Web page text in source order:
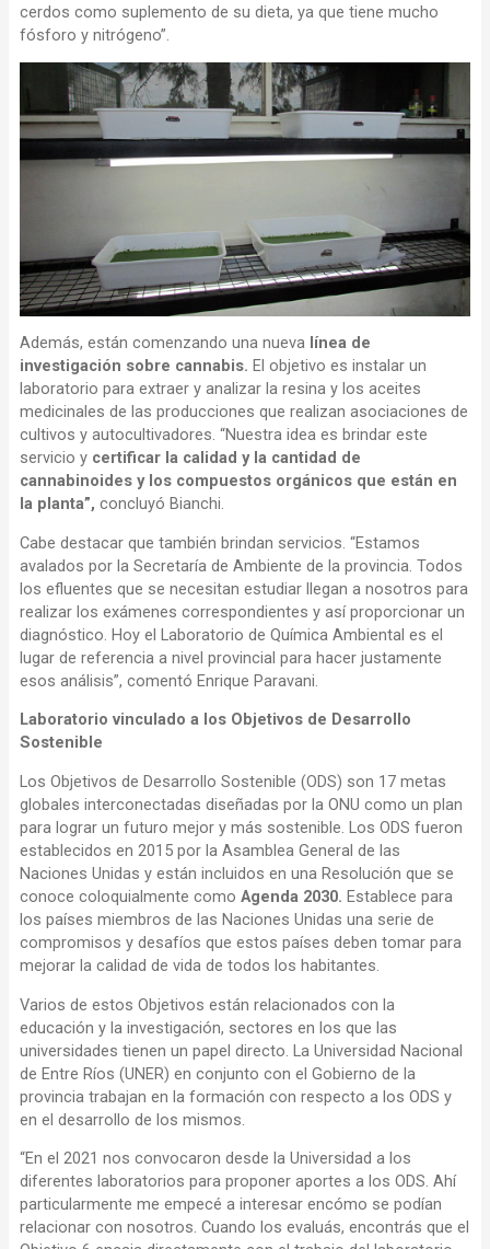
cerdos como suplemento de su dieta, ya que tiene mucho
fósforo y nitrógeno”.
Además, están comenzando una nueva línea de
investigación sobre cannabis. El objetivo es instalar un
laboratorio para extraer y analizar la resina y los aceites
medicinales de las producciones que realizan asociaciones de
cultivos y autocultivadores. “Nuestra idea es brindar este
servicio y certificar la calidad y la cantidad de
cannabinoides y los compuestos orgánicos que están en
la planta”, concluyó Bianchi.
Cabe destacar que también brindan servicios. “Estamos
avalados por la Secretaría de Ambiente de la provincia. Todos
los efluentes que se necesitan estudiar llegan a nosotros para
realizar los exámenes correspondientes y así proporcionar un
diagnóstico. Hoy el Laboratorio de Química Ambiental es el
lugar de referencia a nivel provincial para hacer justamente
esos análisis”, comentó Enrique Paravani.
Laboratorio vinculado a los Objetivos de Desarrollo
Sostenible
Los Objetivos de Desarrollo Sostenible (ODS) son 17 metas
globales interconectadas diseñadas por la ONU como un plan
para lograr un futuro mejor y más sostenible. Los ODS fueron
establecidos en 2015 por la Asamblea General de las
Naciones Unidas y están incluidos en una Resolución que se
conoce coloquialmente como Agenda 2030. Establece para
los países miembros de las Naciones Unidas una serie de
compromisos y desafíos que estos países deben tomar para
mejorar la calidad de vida de todos los habitantes.
Varios de estos Objetivos están relacionados con la
educación y la investigación, sectores en los que las
universidades tienen un papel directo. La Universidad Nacional
de Entre Ríos (UNER) en conjunto con el Gobierno de la
provincia trabajan en la formación con respecto a los ODS y
en el desarrollo de los mismos.
“En el 2021 nos convocaron desde la Universidad a los
diferentes laboratorios para proponer aportes a los ODS. Ahí
particularmente me empecé a interesar encómo se podían
relacionar con nosotros. Cuando los evaluás, encontrás que el